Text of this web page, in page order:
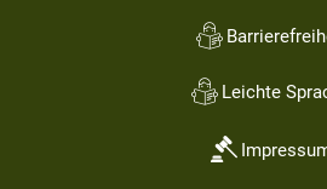
Leichte